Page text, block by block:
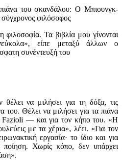
του σκανδάλου: Ο Μπιουνγκ-
φιλόσοφος
φιλοσοφία. Τα βιβλία μου γίνονται
είπε μεταξύ άλλων ο
συνέντευξή του
να μιλήσει για τη δόξα, τις
του. Θέλει να μιλήσει για τα πιάνα
— και για τον κήπο του. «Η
με τα χέρια», λέει. «Για τον
εργασία· το ίδιο και για
Χωρίς κόπο, δεν υπάρχει